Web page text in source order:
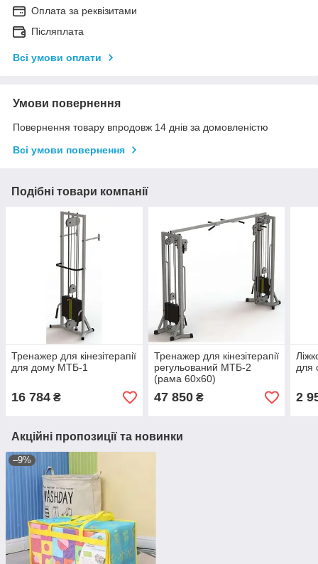
Оплата за реквізитами
Післяплата
Всі умови оплати
Умови повернення
Повернення товару впродовж 14 днів за домовленістю
Всі умови повернення
Подібні товари компанії
Тренажер для кінезітерапії
для дому МТБ-1
16 784 ₴
Тренажер для кінезітерапії
регульований МТБ-2
(рама 60х60)
47 850₴
для
2
Акційні пропозиції та новинки
–9%